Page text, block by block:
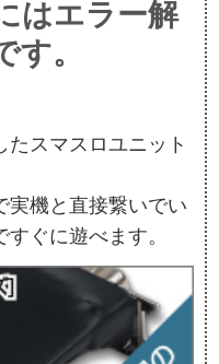
はエラー解
す。
たスマスロユニット
実機と直接繋いでい
ぐに遊べます。